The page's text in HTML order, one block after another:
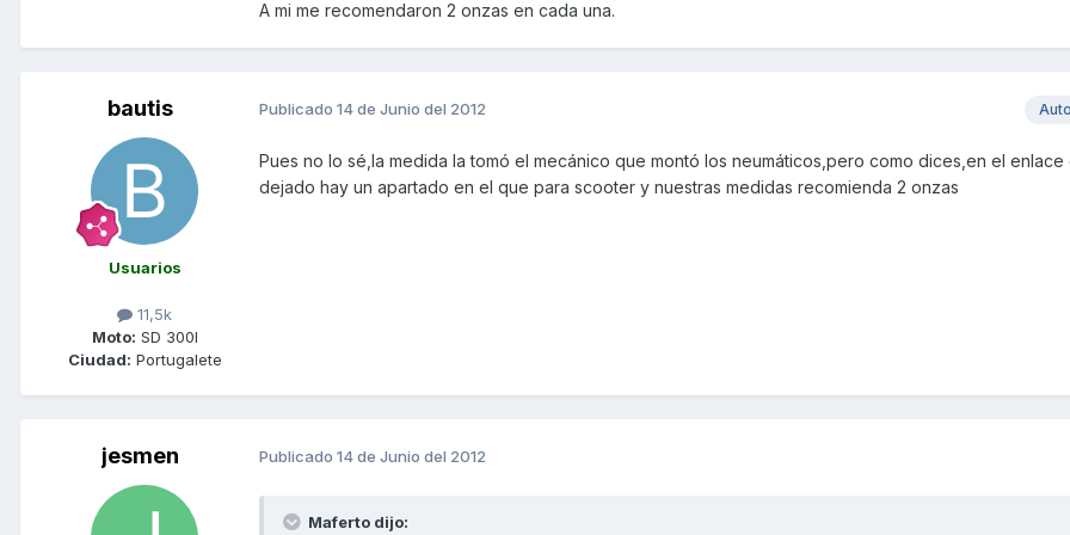
A mi me recomendaron 2 onzas en cada una.
bautis
Usuarios
11,5k
Moto: SD 300I
Ciudad: Portugalete
Publicado 14 de Junio del 2012
Pues no lo sé,la medida la tomó el mecánico que montó los neumáticos,pero como dices,en el enlace
dejado hay un apartado en el que para scooter y nuestras medidas recomienda 2 onzas
jesmen Publicado 14 de Junio del 2012
Maferto dijo: